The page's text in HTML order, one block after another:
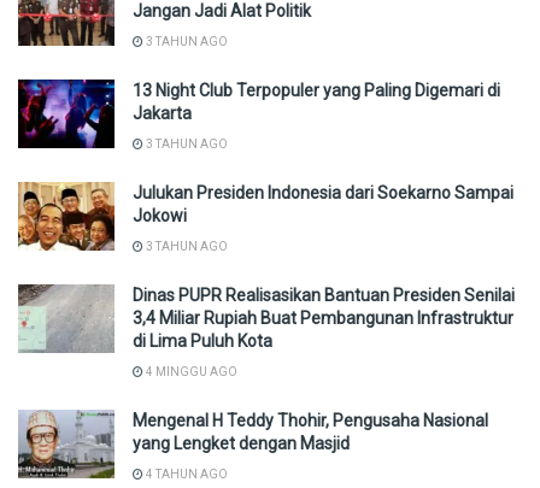
Jangan Jadi Alat Politik
3 TAHUN AGO
13 Night Club Terpopuler yang Paling Digemari di
Jakarta
3 TAHUN AGO
Julukan Presiden Indonesia dari Soekarno Sampai
Jokowi
3 TAHUN AGO
Dinas PUPR Realisasikan Bantuan Presiden Senilai
3,4 Miliar Rupiah Buat Pembangunan Infrastruktur
di Lima Puluh Kota
4 MINGGU AGO
Mengenal H Teddy Thohir, Pengusaha Nasional
yang Lengket dengan Masjid
4 TAHUN AGO